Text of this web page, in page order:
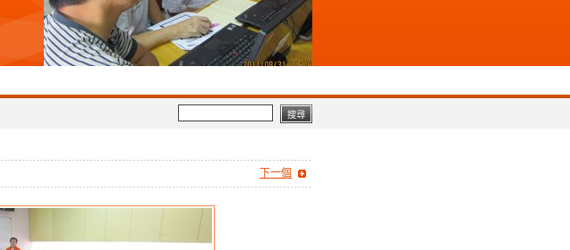
下一個